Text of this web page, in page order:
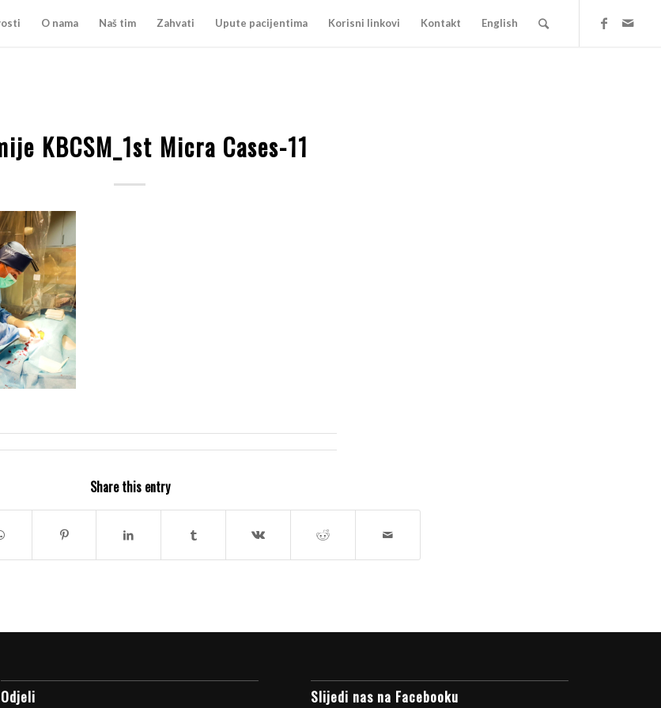
O nama Naš tim Zahvati Upute pacijentima Korisni linkovi Kontakt English
KBCSM_1st Micra Cases-11
Share this entry
Odjeli Slijedi nas na Facebooku